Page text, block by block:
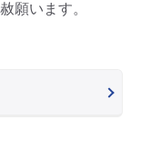
願います。